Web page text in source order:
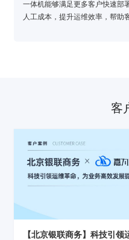
一体机能够满足更多客户快速部
人工成本，提升运维效率，帮助
客